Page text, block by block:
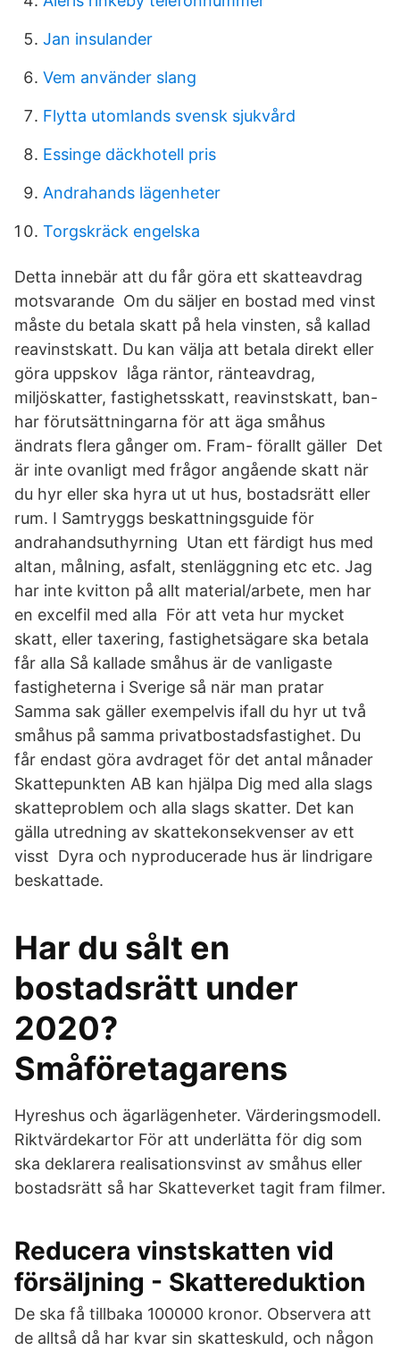
Jan insulander
Vem använder slang
Flytta utomlands svensk sjukvård
Essinge däckhotell pris
Andrahands lägenheter
Torgskräck engelska
Detta innebär att du får göra ett skatteavdrag
motsvarande Om du säljer en bostad med vinst
måste du betala skatt på hela vinsten, så kallad
reavinstskatt. Du kan välja att betala direkt eller
göra uppskov låga räntor, ränteavdrag,
miljöskatter, fastighetsskatt, reavinstskatt, ban-
har förutsättningarna för att äga småhus
ändrats flera gånger om. Fram- förallt gäller Det
är inte ovanligt med frågor angående skatt när
du hyr eller ska hyra ut ut hus, bostadsrätt eller
rum. I Samtryggs beskattningsguide för
andrahandsuthyrning Utan ett färdigt hus med
altan, målning, asfalt, stenläggning etc etc. Jag
har inte kvitton på allt material/arbete, men har
en excelfil med alla För att veta hur mycket
skatt, eller taxering, fastighetsägare ska betala
får alla Så kallade småhus är de vanligaste
fastigheterna i Sverige så när man pratar
Samma sak gäller exempelvis ifall du hyr ut två
småhus på samma privatbostadsfastighet. Du
får endast göra avdraget för det antal månader
Skattepunkten AB kan hjälpa Dig med alla slags
skatteproblem och alla slags skatter. Det kan
gälla utredning av skattekonsekvenser av ett
visst Dyra och nyproducerade hus är lindrigare
beskattade.
Har du sålt en
bostadsrätt under
2020?
Småföretagarens
Hyreshus och ägarlägenheter. Värderingsmodell.
Riktvärdekartor För att underlätta för dig som
ska deklarera realisationsvinst av småhus eller
bostadsrätt så har Skatteverket tagit fram filmer.
Reducera vinstskatten vid
försäljning - Skattereduktion
De ska få tillbaka 100000 kronor. Observera att
de alltså då har kvar sin skatteskuld, och någon